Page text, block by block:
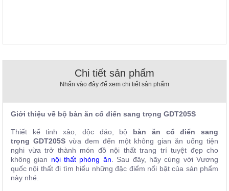
Trang
Nội
Nhà
Hàng
Hàng
Chi tiết sản phẩm
Nhấn vào đây để xem chi tiết sản phẩm
Giới thiệu về bộ bàn ăn cổ điển sang trọng GDT205S
Thiết kế tinh xảo, độc đáo, bộ bàn ăn cổ điển sang
trọng GDT205Svừa đem đến một không gian ăn uống tiện
nghi vừa trở thành món đồ nội thất trang trí tuyệt đẹp cho
không gian nội thất phòng ăn . Sau đây, hãy cùng với Vương
quốc nội thất đi tìm hiểu những đặc điểm nổi bật của sản phẩm
này nhé.